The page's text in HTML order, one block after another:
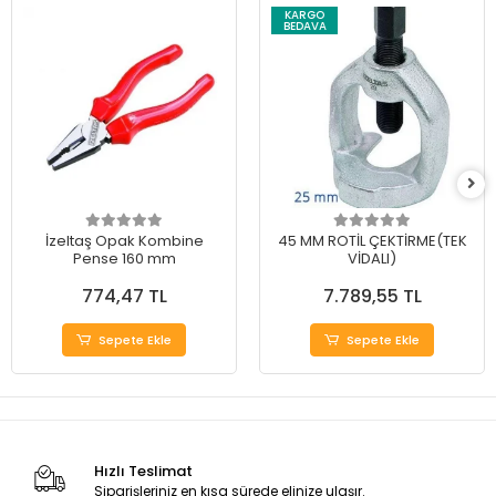
İzeltaş Opak Kombine
Pense 160 mm
774,47 TL
Sepete Ekle
KARGO
BEDAVA
45 MM ROTİL ÇEKTİRME(TEK
VİDALI)
7.789,55 TL
Sepete Ekle
Hızlı Teslimat
Siparişleriniz en kısa sürede elinize ulaşır.